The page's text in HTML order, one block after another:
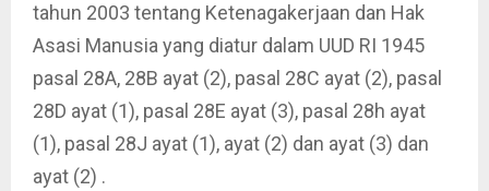
tahun 2003 tentang Ketenagakerjaan dan Hak
Asasi Manusia yang diatur dalam UUD RI 1945
pasal 28A, 28B ayat (2), pasal 28C ayat (2), pasal
28D ayat (1), pasal 28E ayat (3), pasal 28h ayat
(1), pasal 28J ayat (1), ayat (2) dan ayat (3) dan
ayat (2) .